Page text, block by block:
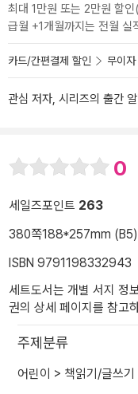
최대 1만원 또는 2만원 할
급월 +1개월까지는 전월 실
카드/간편결제 할인 무이
관심 저자, 시리즈의 출간
0
세일즈포인트 263
380쪽188*257mm (B5)
ISBN 9791198332943
세트도서는 개별 서지 정
권의 상세 페이지를 참고
주제분류
어린이 > 책읽기/글쓰기